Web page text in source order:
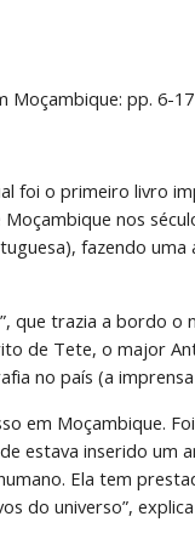
Moçambique: pp. 6-17
foi o primeiro livro
nos
fazendo
que trazia a bordo o
de Tete, o major
no país (a imprensa
em Moçambique.
estava inserido um
Ela tem
do universo”,